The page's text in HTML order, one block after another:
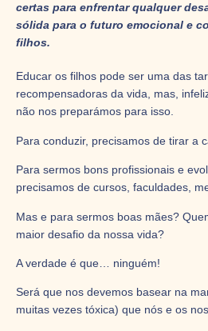
certas para enfrentar qualquer
sólida para o futuro emocional e
filhos.
Educar os filhos pode ser uma das
recompensadoras da vida, mas,
não nos preparámos para isso.
Para conduzir, precisamos de tirar a
Para sermos bons profissionais e
precisamos de cursos, faculdades,
Mas e para sermos boas mães?
maior desafio da nossa vida?
A verdade é que… ninguém!
Será que nos devemos basear na
muitas vezes tóxica) que nós e os